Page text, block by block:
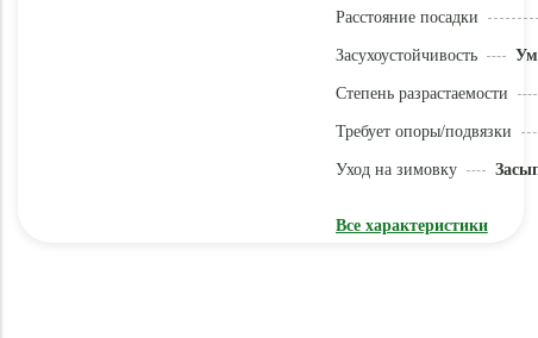
Расстояние посадки
Засухоустойчивость
Степень разрастаемости
Требует опоры/подвязки
Уход на зимовку
Все характеристики